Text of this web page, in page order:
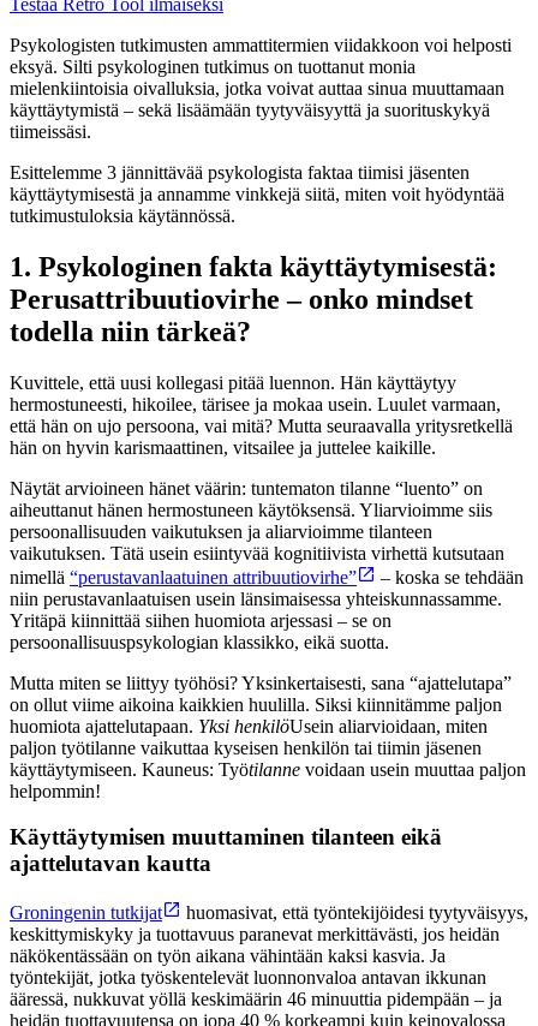
Psykologisten tutkimusten ammattitermien viidakkoon voi helposti
eksyä. Silti psykologinen tutkimus on tuottanut monia
mielenkiintoisia oivalluksia, jotka voivat auttaa sinua muuttamaan
käyttäytymistä – sekä lisäämään tyytyväisyyttä ja suorituskykyä
tiimeissäsi.
Esittelemme 3 jännittävää psykologista faktaa tiimisi jäsenten
käyttäytymisestä ja annamme vinkkejä siitä, miten voit hyödyntää
tutkimustuloksia käytännössä.
1. Psykologinen fakta käyttäytymisestä:
Perusattribuutiovirhe – onko mindset
todella niin tärkeä?
Kuvittele, että uusi kollegasi pitää luennon. Hän käyttäytyy
hermostuneesti, hikoilee, tärisee ja mokaa usein. Luulet varmaan,
että hän on ujo persoona, vai mitä? Mutta seuraavalla yritysretkellä
hän on hyvin karismaattinen, vitsailee ja juttelee kaikille.
Näytät arvioineen hänet väärin: tuntematon tilanne “luento” on
aiheuttanut hänen hermostuneen käytöksensä. Yliarvioimme siis
persoonallisuuden vaikutuksen ja aliarvioimme tilanteen
vaikutuksen. Tätä usein esiintyvää kognitiivista virhettä kutsutaan
nimellä “perustavanlaatuinen attribuutiovirhe”
– koska se tehdään
niin perustavanlaatuisen usein länsimaisessa yhteiskunnassamme.
Yritäpä kiinnittää siihen huomiota arjessasi – se on
persoonallisuuspsykologian klassikko, eikä suotta.
Mutta miten se liittyy työhösi? Yksinkertaisesti, sana “ajattelutapa”
on ollut viime aikoina kaikkien huulilla. Siksi kiinnitämme paljon
huomiota ajattelutapaan. Yksi henkilöUsein aliarvioidaan, miten
paljon työtilanne vaikuttaa kyseisen henkilön tai tiimin jäsenen
käyttäytymiseen. Kauneus: Työtilanne voidaan usein muuttaa paljon
helpommin!
Käyttäytymisen muuttaminen tilanteen eikä
ajattelutavan kautta
Groningenin tutkijat
huomasivat, että työntekijöidesi tyytyväisyys,
keskittymiskyky ja tuottavuus paranevat merkittävästi, jos heidän
näkökentässään on työn aikana vähintään kaksi kasvia. Ja
työntekijät, jotka työskentelevät luonnonvaloa antavan ikkunan
ääressä, nukkuvat yöllä keskimäärin 46 minuuttia pidempään – ja
heidän tuottavuutensa on jopa 40 % korkeampi kuin keinovalossa